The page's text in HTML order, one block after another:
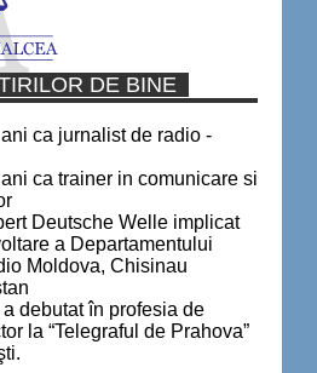
DE BINE
ca jurnalist de radio -
ca trainer in comunicare si
Deutsche Welle implicat
a Departamentului
Moldova, Chisinau
a debutat în profesia de
la “Telegraful de Prahova”